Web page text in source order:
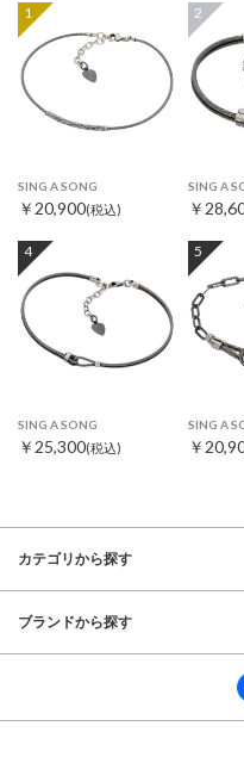
1
SING A SONG
￥20,900(税込)
2
SING A
￥
4
SING A SONG
￥25,300(税込)
5
SING A
￥
カテゴリから探す
ブランドから探す